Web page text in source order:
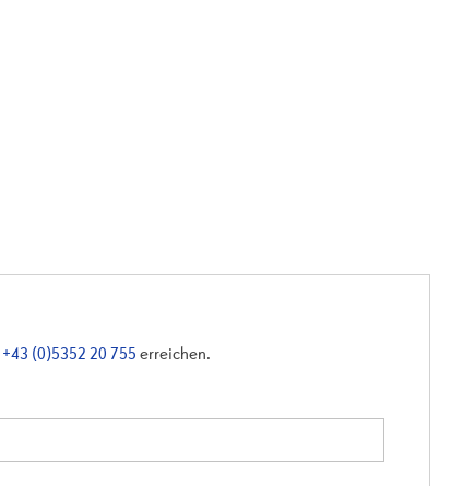
+43 (0)5352 20 755 erreichen.